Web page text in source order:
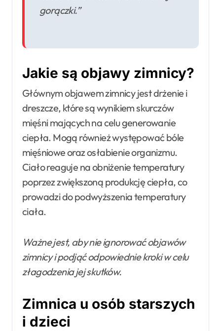
gorączki.”
Jakie są objawy zimnicy?
Głównym objawem zimnicy jest drżenie i
dreszcze, które są wynikiem skurczów
mięśni mających na celu generowanie
ciepła. Mogą również występować bóle
mięśniowe oraz osłabienie organizmu.
Ciało reaguje na obniżenie temperatury
poprzez zwiększoną produkcję ciepła, co
prowadzi do podwyższenia temperatury
ciała.
Ważne jest, aby nie ignorować objawów
zimnicy i podjąć odpowiednie kroki w celu
złagodzenia jej skutków.
Zimnica u osób starszych
i dzieci